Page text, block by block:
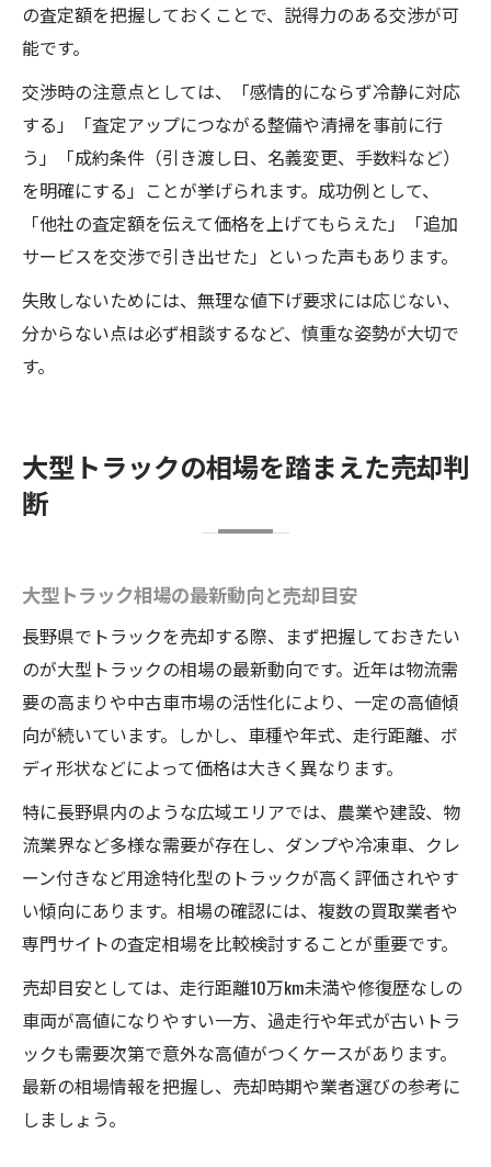
の査定額を把握しておくことで、説得力のある交渉が可
能です。
交渉時の注意点としては、「感情的にならず冷静に対応
する」「査定アップにつながる整備や清掃を事前に行
う」「成約条件（引き渡し日、名義変更、手数料など）
を明確にする」ことが挙げられます。成功例として、
「他社の査定額を伝えて価格を上げてもらえた」「追加
サービスを交渉で引き出せた」といった声もあります。
失敗しないためには、無理な値下げ要求には応じない、
分からない点は必ず相談するなど、慎重な姿勢が大切で
す。
大型トラックの相場を踏まえた売却判
断
大型トラック相場の最新動向と売却目安
長野県でトラックを売却する際、まず把握しておきたい
のが大型トラックの相場の最新動向です。近年は物流需
要の高まりや中古車市場の活性化により、一定の高値傾
向が続いています。しかし、車種や年式、走行距離、ボ
ディ形状などによって価格は大きく異なります。
特に長野県内のような広域エリアでは、農業や建設、物
流業界など多様な需要が存在し、ダンプや冷凍車、クレ
ーン付きなど用途特化型のトラックが高く評価されやす
い傾向にあります。相場の確認には、複数の買取業者や
専門サイトの査定相場を比較検討することが重要です。
売却目安としては、走行距離10万km未満や修復歴なしの
車両が高値になりやすい一方、過走行や年式が古いトラ
ックも需要次第で意外な高値がつくケースがあります。
最新の相場情報を把握し、売却時期や業者選びの参考に
しましょう。